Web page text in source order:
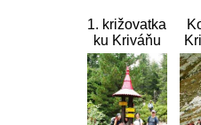
1. križovatka
ku Kriváňu